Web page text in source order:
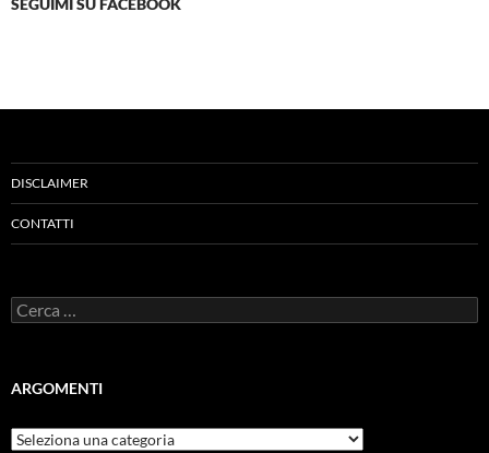
SEGUIMI SU FACEBOOK
DISCLAIMER
CONTATTI
Ricerca
per:
ARGOMENTI
ARGOMENTI